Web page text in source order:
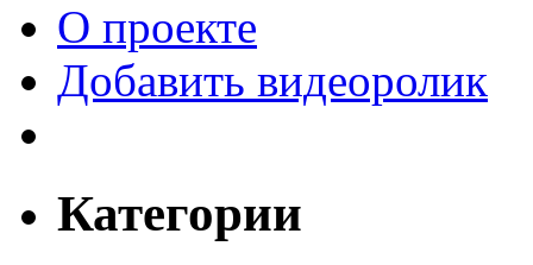
О проекте
Добавить видеоролик
Категории